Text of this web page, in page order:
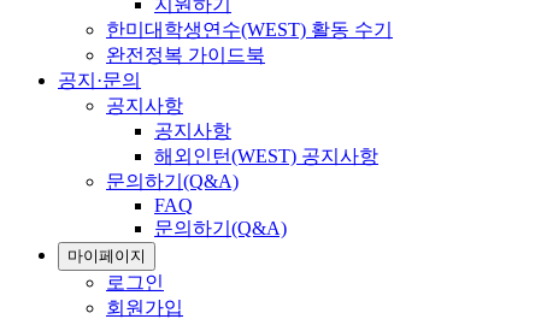
한미대학생연수(WEST) 활동 수기
완전정복 가이드북
공지·문의
공지사항
공지사항
해외인턴(WEST) 공지사항
문의하기(Q&A)
FAQ
문의하기(Q&A)
마이페이지
로그인
회원가입